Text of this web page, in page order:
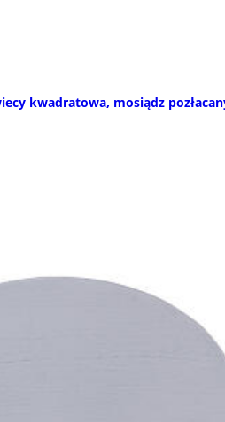
kwadratowa, mosiądz